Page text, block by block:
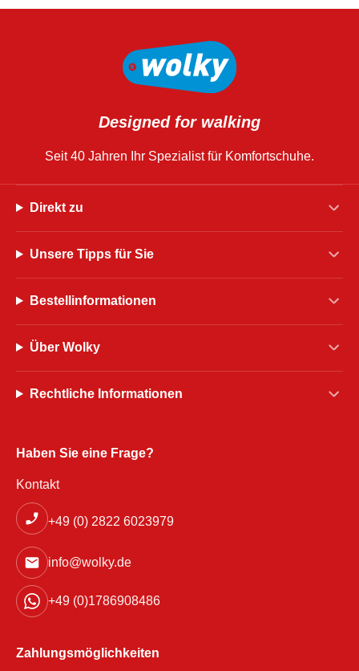
Designed for walking
Seit 40 Jahren Ihr Spezialist für Komfortschuhe.
Direkt zu
Unsere Tipps für Sie
Bestellinformationen
Über Wolky
Rechtliche Informationen
Haben Sie eine Frage?
Kontakt
+49 (0) 2822 6023979
info@wolky.de
+49 (0)1786908486
Zahlungsmöglichkeiten